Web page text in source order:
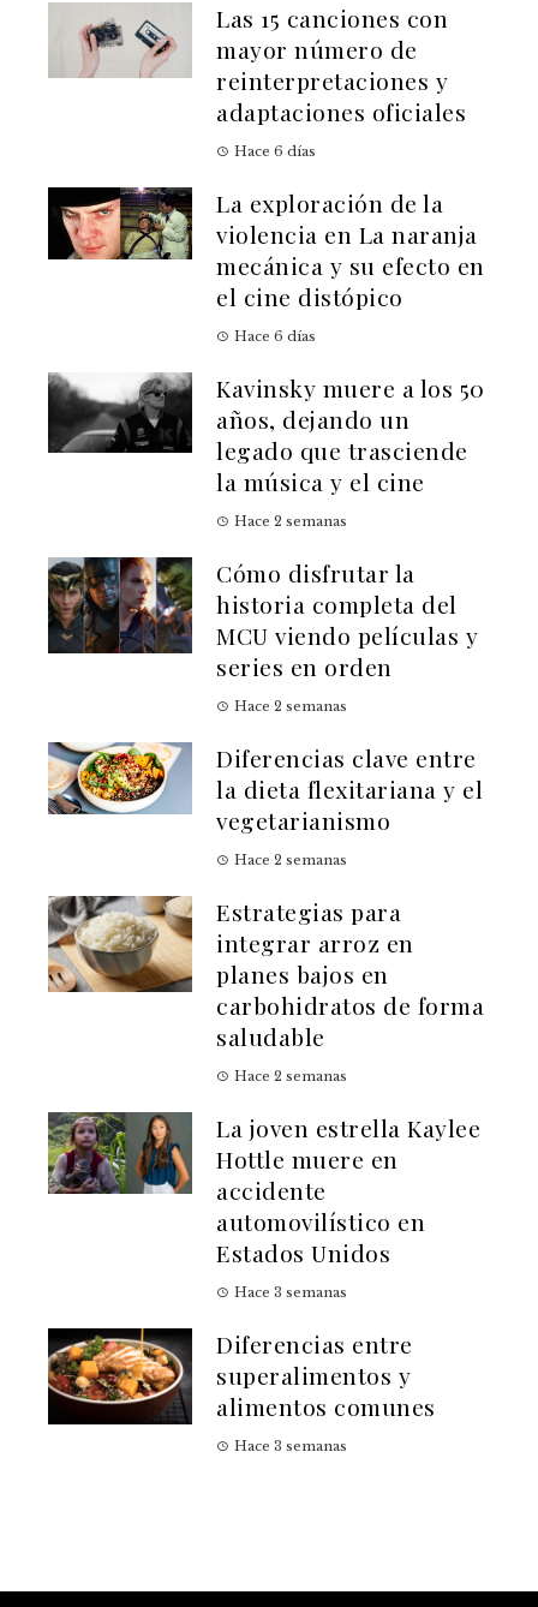
Las 15 canciones con
mayor número de
reinterpretaciones y
adaptaciones oficiales
Hace 6 días
La exploración de la
violencia en La naranja
mecánica y su efecto en
el cine distópico
Hace 6 días
Kavinsky muere a los 50
años, dejando un
legado que trasciende
la música y el cine
Hace 2 semanas
Cómo disfrutar la
historia completa del
MCU viendo películas y
series en orden
Hace 2 semanas
Diferencias clave entre
la dieta flexitariana y el
vegetarianismo
Hace 2 semanas
Estrategias para
integrar arroz en
planes bajos en
carbohidratos de forma
saludable
Hace 2 semanas
La joven estrella Kaylee
Hottle muere en
accidente
automovilístico en
Estados Unidos
Hace 3 semanas
Diferencias entre
superalimentos y
alimentos comunes
Hace 3 semanas